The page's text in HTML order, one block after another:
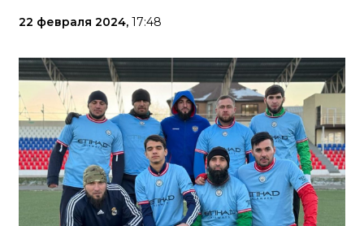
22 февраля 2024, 17:48